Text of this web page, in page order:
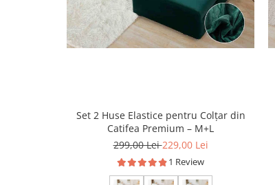
Set 2 Huse Elastice pentru Colțar din
Catifea Premium – M+L
299,00 Lei229,00 Lei
1 Review